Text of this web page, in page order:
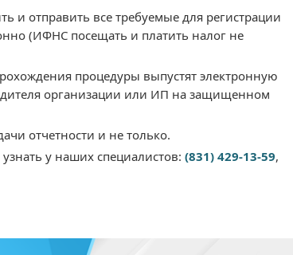
и отправить все требуемые для регистрации
(ИФНС посещать и платить налог не
процедуры выпустят электронную
организации или ИП на защищенном
отчетности и не только.
у наших специалистов: (831) 429-13-59,